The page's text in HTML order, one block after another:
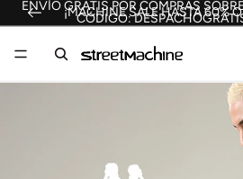
¡MACHINE SALE HASTA 60%
ENVÍO GRATIS POR COMPRAS
CÓDIGO: